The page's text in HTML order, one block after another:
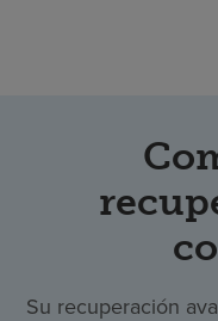
Su recuperación